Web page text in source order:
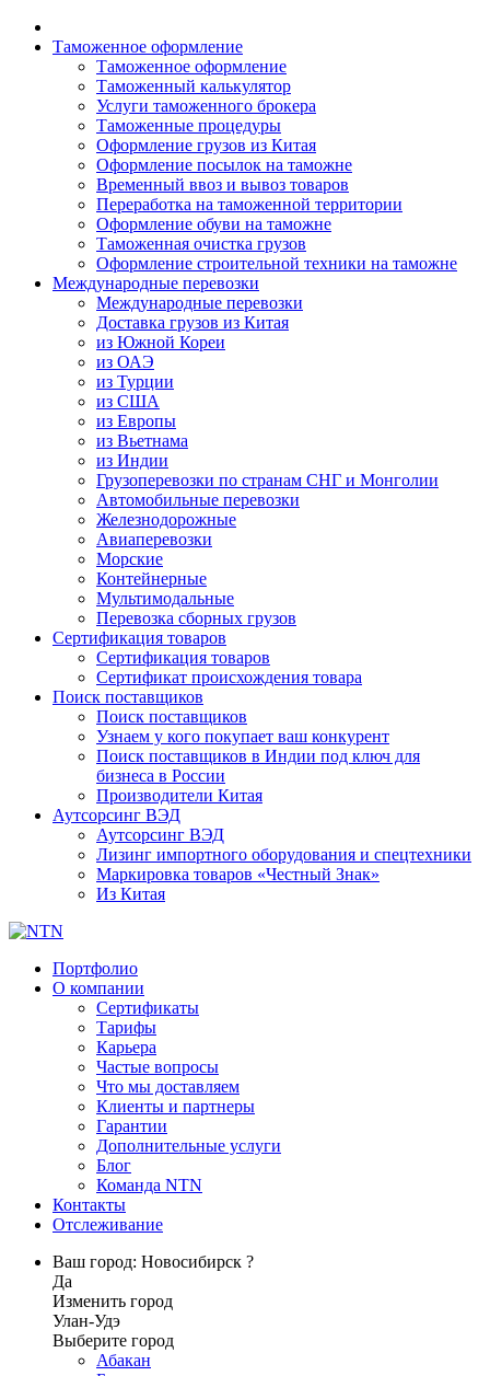
Таможенное оформление
Таможенное оформление
Таможенный калькулятор
Услуги таможенного брокера
Таможенные процедуры
Оформление грузов из Китая
Оформление посылок на таможне
Временный ввоз и вывоз товаров
Переработка на таможенной территории
Оформление обуви на таможне
Таможенная очистка грузов
Оформление строительной техники на таможне
Международные перевозки
Международные перевозки
Доставка грузов из Китая
из Южной Кореи
из ОАЭ
из Турции
из США
из Европы
из Вьетнама
из Индии
Грузоперевозки по странам СНГ и Монголии
Автомобильные перевозки
Железнодорожные
Авиаперевозки
Морские
Контейнерные
Мультимодальные
Перевозка сборных грузов
Сертификация товаров
Сертификация товаров
Сертификат происхождения товара
Поиск поставщиков
Поиск поставщиков
Узнаем у кого покупает ваш конкурент
Поиск поставщиков в Индии под ключ для
бизнеса в России
Производители Китая
Аутсорсинг ВЭД
Аутсорсинг ВЭД
Лизинг импортного оборудования и спецтехники
Маркировка товаров «Честный Знак»
Из Китая
Портфолио
О компании
Сертификаты
Тарифы
Карьера
Частые вопросы
Что мы доставляем
Клиенты и партнеры
Гарантии
Дополнительные услуги
Блог
Команда NTN
Контакты
Отслеживание
Ваш город: Новосибирск ?
Да
Изменить город
Улан-Удэ
Выберите город
Абакан